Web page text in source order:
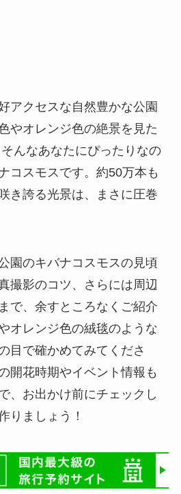
アクセスな自然豊かな公園
やオレンジ色の絶景を見た
んなあなたにぴったりなの
コスモスです。約50万本も
き誇る光景は、まさに圧巻
園のキバナコスモスの見頃
撮影のコツ、さらには周辺
で、余すところなくご紹介
オレンジ色の絨毯のような
目で確かめてみてくださ
開花時期やイベント情報も
、お出かけ前にチェックし
りましょう！